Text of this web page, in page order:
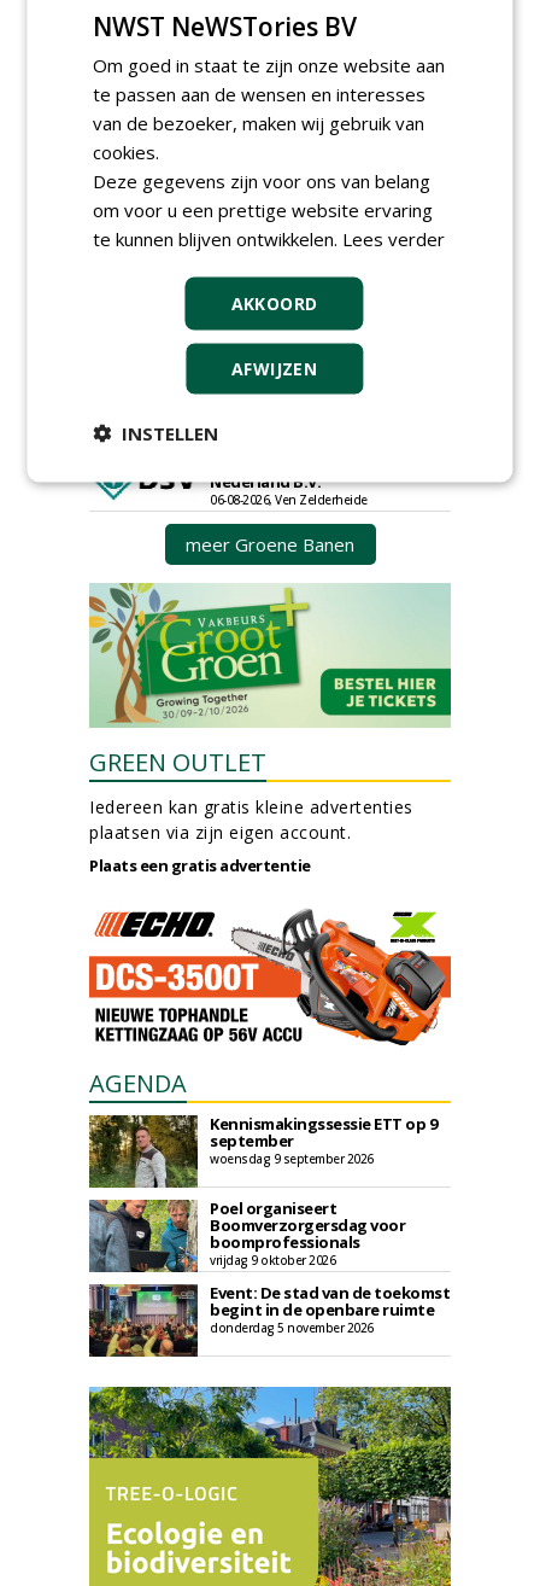
Projectleider (HBO - 40 uur) bij
Weijtmans
22-07-2026, Udenhout
Nederland; regio Noord & regio
Boomrooier / boomverzorger
ETW bij Weijtmans
Proefveldmedewerker/
Chauffeur landbouwmachines
bij DSV zaden Nederland B.V.
06-08-2026, Ven-Zelderheide
Kasmedewerker (fulltime) bij
DSV zaden Nederland B.V.
06-08-2026, Ven-Zelderheide
Allround magazijnmedewerker
Nederland B.V.
06-08-2026, Ven Zelderheide
meer Groene Banen
GREEN OUTLET
Iedereen kan gratis kleine advertenties
plaatsen via zijn eigen account.
Plaats een gratis advertentie
AGENDA
Kennismakingssessie ETT op 9
september
woensdag 9 september 2026
Poel organiseert
Boomverzorgersdag voor
boomprofessionals
vrijdag 9 oktober 2026
Event: De stad van de toekomst
begint in de openbare ruimte
donderdag 5 november 2026
NWST NeWSTories BV
Om goed in staat te zijn onze website aan
te passen aan de wensen en interesses
van de bezoeker, maken wij gebruik van
cookies.
Deze gegevens zijn voor ons van belang
om voor u een prettige website ervaring
te kunnen blijven ontwikkelen. Lees verder
AKKOORD
AFWIJZEN
INSTELLEN